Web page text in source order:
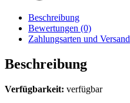
Beschreibung
Bewertungen (0)
Zahlungsarten und Versand
Beschreibung
Verfügbarkeit: verfügbar